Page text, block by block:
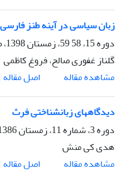
زبان سیاسی در آینه طنز فارسی
دوره 15، 58 59، زمستان 1398، صفحه
گلناز غفوری صالح، فروغ کاظمی
مشاهده مقاله
اصل مقاله
دیدگاههای زبانشناختی فرث
دوره 3، شماره 11، زمستان 1386، صفحه
هدی کی منش
مشاهده مقاله
اصل مقاله